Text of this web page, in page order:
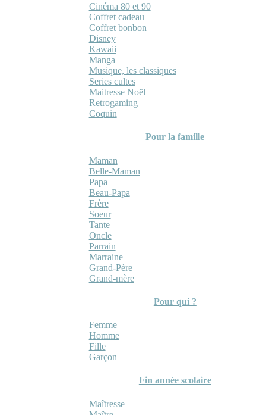
Cinéma 80 et 90
Coffret cadeau
Coffret bonbon
Disney
Kawaii
Manga
Musique, les classiques
Series cultes
Maitresse Noël
Retrogaming
Coquin
Pour la famille
Maman
Belle-Maman
Papa
Beau-Papa
Frère
Soeur
Tante
Oncle
Parrain
Marraine
Grand-Père
Grand-mère
Pour qui ?
Femme
Homme
Fille
Garçon
Fin année scolaire
Maîtresse